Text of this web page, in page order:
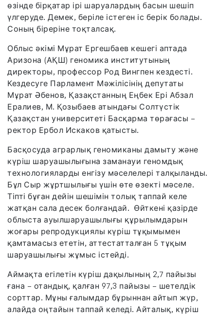
өзінде бірқатар ірі шаруалардың басын шешіп
үлгеруде. Демек, беріле істеген іс берік болады.
Соның біреріне тоқталсақ.
Облыс әкімі Мұрат Ергешбаев кешегі аптада
Аризона (АҚШ) геномика институтының
директоры, профессор Род Вингпен кездесті.
Кездесуге Парламент Мәжілісінің депутаты
Мұрат Әбенов, Қазақстанның Еңбек Ері Абзал
Ералиев, М. Қозыбаев атындағы Солтүстік
Қазақстан университеті Басқарма төрағасы –
ректор Ербол Искаков қатысты.
Басқосуда аграрлық геномиканы дамыту және
күріш шаруашылығына заманауи геномдық
технологияларды енгізу мәселелері талқыланды.
Бұл Сыр жұртшылығы үшін өте өзекті мәселе.
Тіпті бұған дейін шешімін толық таппай келе
жатқан сала десек болғандай. Өйткені қазірде
облыста ауылшаруашылығы құрылымдарын
жоғары репродукциялы күріш тұқымымен
қамтамасыз ететін, аттестатталған 5 тұқым
шаруашылығы жұмыс істейді.
Аймақта егілетін күріш дақылының 2,7 пайызы
ғана – отандық, қалған 97,3 пайызы – шетелдік
сорттар. Мұны ғалымдар бұрыннан айтып жүр,
алайда оңтайын таппай келеді. Айталық, күріш